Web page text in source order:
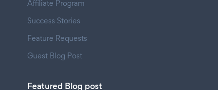
Affiliate Program
Success Stories
Feature Requests
Guest Blog Post
Featured Blog post